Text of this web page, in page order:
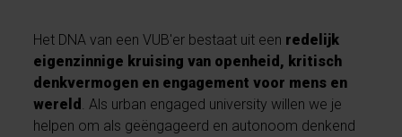
Het DNA van een VUB'er bestaat uit een redelijk
eigenzinnige kruising van openheid, kritisch
denkvermogen en engagement voor mens en
wereld
. Als urban engaged university willen we je
helpen om als geëngageerd en autonoom denkend